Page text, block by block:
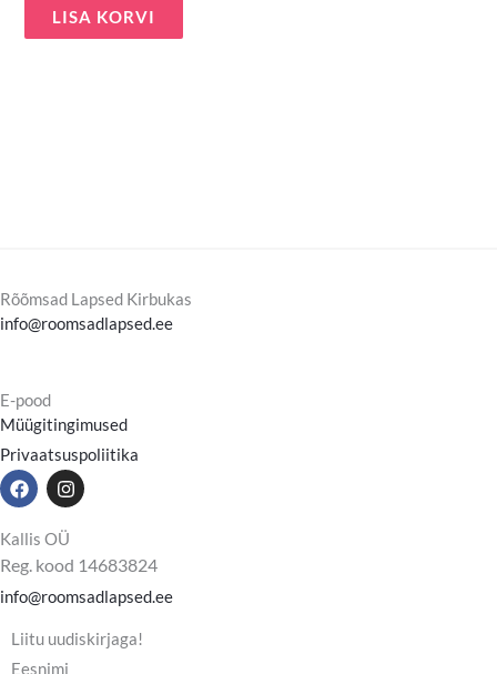
LISA KORVI
Rõõmsad Lapsed Kirbukas
info@roomsadlapsed.ee
E-pood
Müügitingimused
Privaatsuspoliitika
F
a
e
o
o
k
I
n
t
a
g
r
a
m
Kallis OÜ
Reg. kood 14683824
info@roomsadlapsed.ee
Liitu uudiskirjaga!
Eesnimi